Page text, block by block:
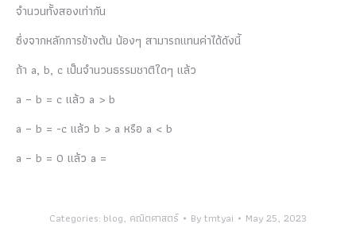
จำนวนทั้งสองเท่ากัน
ซึ่งจากหลักการข้างต้น น้องๆ สามารถแทนค่าได้ดังนี้
ถ้า a, b, c เป็นจำนวนธรรมชาติใดๆ แล้ว
a – b = c แล้ว a > b
a – b = -c แล้ว b > a หรือ a < b
a – b = 0 แล้ว a =
Categories: blog, คณิตศาสตร์ Bytmtyai May 25, 2023